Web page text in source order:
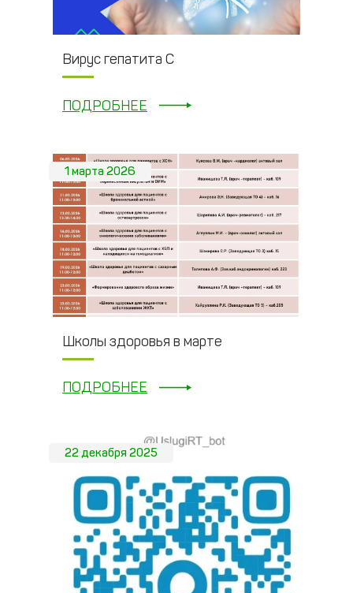
Вирус гепатита С
ПОДРОБНЕЕ
1 марта 2026
Школы здоровья в марте
ПОДРОБНЕЕ
22 декабря 2025